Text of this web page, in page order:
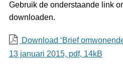
Gebruik de onderstaande link
downloaden.
Download ‘Brief
13 januari 2015, pdf, 14kB